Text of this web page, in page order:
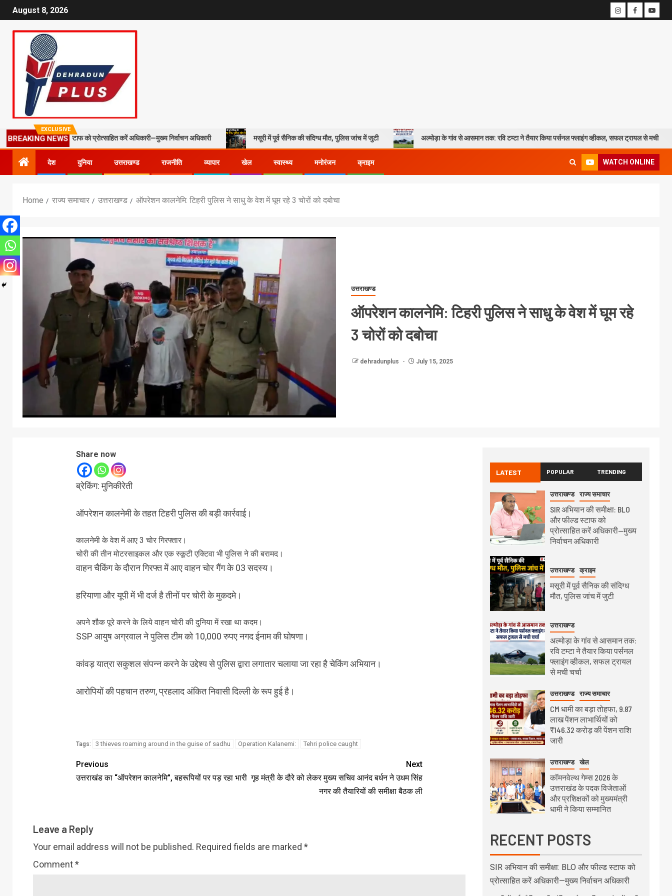
August 8, 2026
EXCLUSIVE
BREAKING NEWS
और फील्ड स्टाफ को प्रोत्साहित करें अधिकारी—मुख्य निर्वाचन अधिकारी मसूरी में पूर्व सैनिक की संदिग्ध मौत, पुलिस जांच में जुटी अल्मोड़ा के गांव से आसमान तक: रवि टम्टा ने तैयार किया पर्सनल फ्लाइंग व्हीकल, सफल ट्रायल से मची चर्चा
देश दुनिया उत्तराखण्ड राजनीति व्यापार खेल स्वास्थ्य मनोरंजन क्राइम WATCH ONLINE
Home राज्य समाचार उत्तराखण्ड ऑपरेशन कालनेमि: टिहरी पुलिस ने साधु के वेश में घूम रहे 3 चोरों को दबोचा
उत्तराखण्ड
ऑपरेशन कालनेमि: टिहरी पुलिस ने साधु के वेश में घूम रहे
3 चोरों को दबोचा
dehradunplus July 15, 2025
Share now
ब्रेकिंग: मुनिकीरेती
ऑपरेशन कालनेमी के तहत टिहरी पुलिस की बड़ी कार्रवाई।
कालनेमी के वेश में आए 3 चोर गिरफ्तार।
चोरी की तीन मोटरसाइकल और एक स्कूटी एक्टिवा भी पुलिस ने की बरामद।
वाहन चैकिंग के दौरान गिरफ्त में आए वाहन चोर गैंग के 03 सदस्य।
हरियाणा और यूपी में भी दर्ज है तीनों पर चोरी के मुकदमे।
अपने शौक पूरे करने के लिये वाहन चोरी की दुनिया में रखा था कदम।
SSP आयुष अग्रवाल ने पुलिस टीम को 10,000 रुपए नगद ईनाम की घोषणा।
कांवड़ यात्रा सकुशल संपन्न करने के उद्देश्य से पुलिस द्वारा लगातार चलाया जा रहा है चेकिंग अभियान।
आरोपियों की पहचान तरुण, प्रहलाद अंकित निवासी दिल्ली के रूप हुई है।
Tags: 3 thieves roaming around in the guise of sadhu Operation Kalanemi: Tehri police caught
Previous
उत्तराखंड का “ऑपरेशन कालनेमि”, बहरूपियों पर पड़ रहा भारी
Next
गृह मंत्री के दौरे को लेकर मुख्य सचिव आनंद बर्धन ने उधम सिंह
नगर की तैयारियों की समीक्षा बैठक ली
Leave a Reply
Your email address will not be published. Required fields are marked *
Comment*
LATEST POPULAR TRENDING
उत्तराखण्ड राज्य समाचार
SIR अभियान की समीक्षा: BLO
और फील्ड स्टाफ को
प्रोत्साहित करें अधिकारी—मुख्य
निर्वाचन अधिकारी
उत्तराखण्ड क्राइम
मसूरी में पूर्व सैनिक की संदिग्ध
मौत, पुलिस जांच में जुटी
उत्तराखण्ड
अल्मोड़ा के गांव से आसमान तक:
रवि टम्टा ने तैयार किया पर्सनल
फ्लाइंग व्हीकल, सफल ट्रायल
से मची चर्चा
उत्तराखण्ड राज्य समाचार
CM धामी का बड़ा तोहफा, 9.87
लाख पेंशन लाभार्थियों को
₹146.32 करोड़ की पेंशन राशि
जारी
उत्तराखण्ड खेल
कॉमनवेल्थ गेम्स 2026 के
उत्तराखंड के पदक विजेताओं
और प्रशिक्षकों को मुख्यमंत्री
धामी ने किया सम्मानित
RECENT POSTS
SIR अभियान की समीक्षा: BLO और फील्ड स्टाफ को
प्रोत्साहित करें अधिकारी—मुख्य निर्वाचन अधिकारी